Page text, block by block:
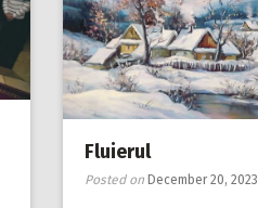
Fluierul
Posted on December 20, 2023